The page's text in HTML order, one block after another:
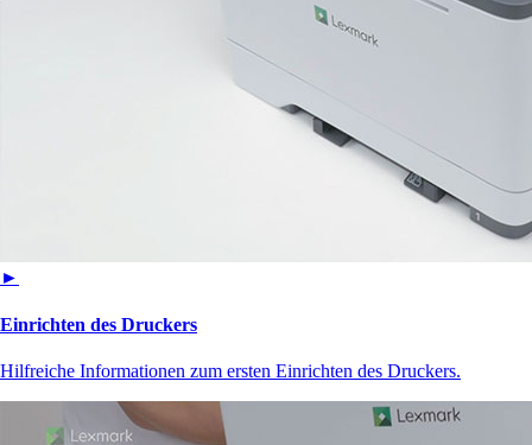
►
Einrichten des Druckers
Hilfreiche Informationen zum ersten Einrichten des Druckers.